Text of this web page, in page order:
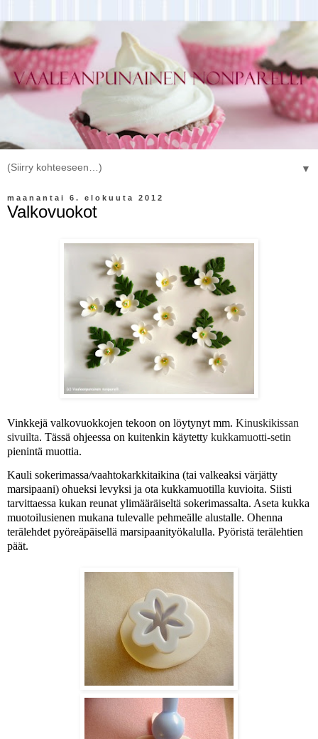
▼
maanantai 6. elokuuta 2012
Valkovuokot
Vinkkejä valkovuokkojen tekoon on löytynyt mm. Kinuskikissan
sivuilta. Tässä ohjeessa on kuitenkin käytetty kukkamuotti-setin
pienintä muottia.
Kauli sokerimassa/vaahtokarkkitaikina (tai valkeaksi värjätty
marsipaani) ohueksi levyksi ja ota kukkamuotilla kuvioita. Siisti
tarvittaessa kukan reunat ylimääräiseltä sokerimassalta. Aseta kukka
muotoilusienen mukana tulevalle pehmeälle alustalle. Ohenna
terälehdet pyöreäpäisellä marsipaanityökalulla. Pyöristä terälehtien
päät.